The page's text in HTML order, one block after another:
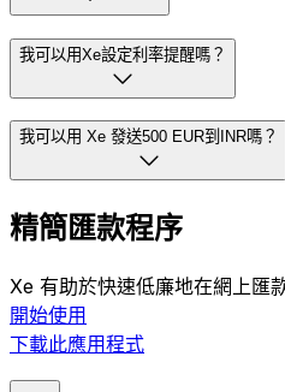
我可以用Xe設定利率提醒嗎？
我可以用 Xe 發送500 EUR到INR嗎？
精簡匯款程序
Xe 有助於快速低廉地在網上匯
開始使用
下載此應用程式